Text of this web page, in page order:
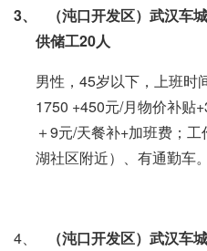
3、
（沌口开发区）武汉车
供储工20人
男性，45岁以下，上班时
1750 +450元/月物价补贴
＋9元/天餐补+加班费；
湖社区附近）、有通勤车。
4、
（沌口开发区）武汉车